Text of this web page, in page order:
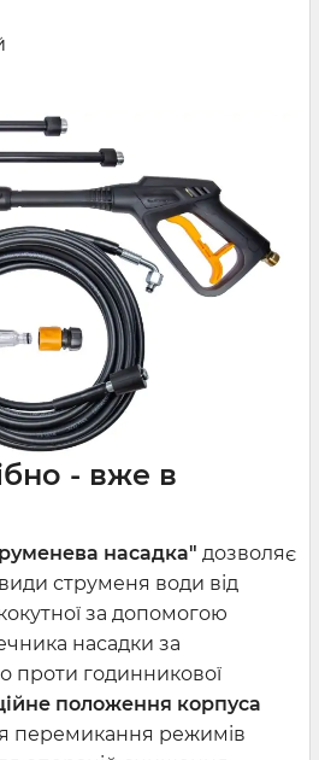
- вже в
насадка" дозволяє
струменя води від
за допомогою
насадки за
проти годинникової
положення корпуса
перемикання режимів